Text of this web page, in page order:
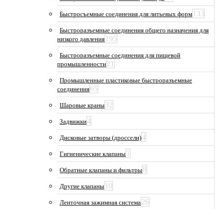
Быстросъемные соединения для литьевых форм 133
Быстроразъемные соединения общего назначения для
низкого давления 195
Быстроразъемные соединения для пищевой
промышленности21
Промышленные пластиковые быстроразъемные
соединения65
Шаровые краны32
Задвижки4
Дисковые затворы (дроссели)4
Гигиенические клапаны 1
Обратные клапаны и фильтры8
Другие клапаны 10
Ленточная зажимная система26